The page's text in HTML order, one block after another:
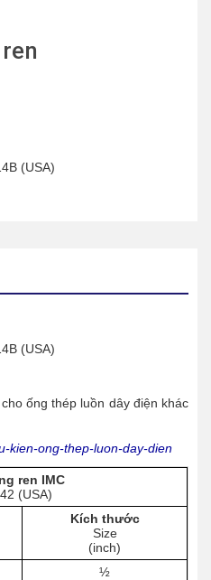
(USA)
(USA)
ống thép luồn dây điện khác
kien-ong-thep-luon-day-dien
ren IMC
(USA)
Kích thước
Size
(inch)
½